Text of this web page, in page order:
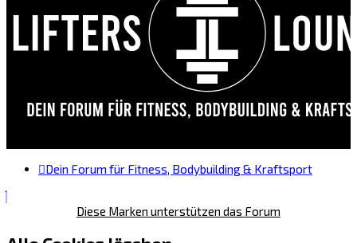
Dein Forum für Fitness, Bodybuilding & Kraftsport
Diese Marken unterstützen das Forum